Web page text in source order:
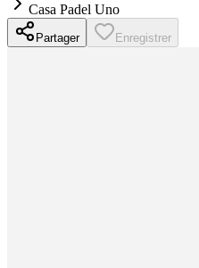
Casa Padel Uno
Partager Enregistrer